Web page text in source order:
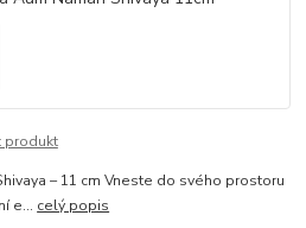
produkt
– 11 cm Vneste do svého prostoru
e... celý popis